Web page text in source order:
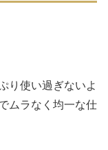
り使い過ぎないよ
ムラなく均一な仕